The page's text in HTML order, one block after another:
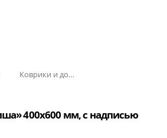
Коврики и дорожки пористые (Лапша)
400x600 мм, с надписью